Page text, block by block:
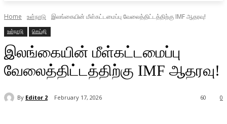
Home உள்நாடு இலங்கையின் மீள்கட்டமைப்பு வேலைத்திட்டத்திற்கு IMF ஆதரவு!
உள்நாடு செய்தி
இலங்கையின் மீள்கட்டமைப்பு
வேலைத்திட்டத்திற்கு IMF ஆதரவு!
By Editor 2 February 17, 2026 0
60